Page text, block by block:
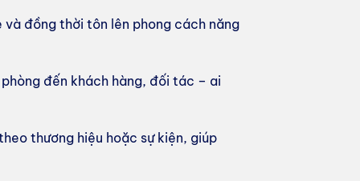
và đồng thời tôn lên phong cách năng
đến khách hàng, đối tác – ai
thương hiệu hoặc sự kiện, giúp